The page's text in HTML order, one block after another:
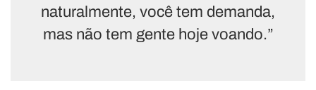
naturalmente, você tem demanda,
mas não tem gente hoje voando.”